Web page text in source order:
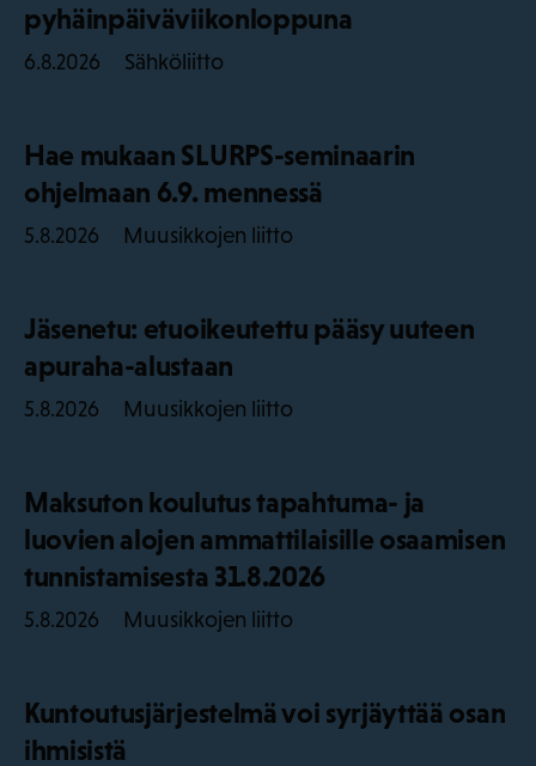
pyhäinpäiväviikonloppuna
6.8.2026 Sähköliitto
Hae mukaan SLURPS-seminaarin
ohjelmaan 6.9. mennessä
5.8.2026 Muusikkojen liitto
Jäsenetu: etuoikeutettu pääsy uuteen
apuraha-alustaan
5.8.2026 Muusikkojen liitto
Maksuton koulutus tapahtuma- ja
luovien alojen ammattilaisille osaamisen
tunnistamisesta 31.8.2026
5.8.2026 Muusikkojen liitto
Kuntoutusjärjestelmä voi syrjäyttää osan
ihmisistä